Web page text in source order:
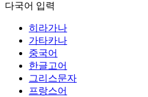
다국어 입력
히라가나
가타카나
중국어
한글고어
그리스문자
프랑스어